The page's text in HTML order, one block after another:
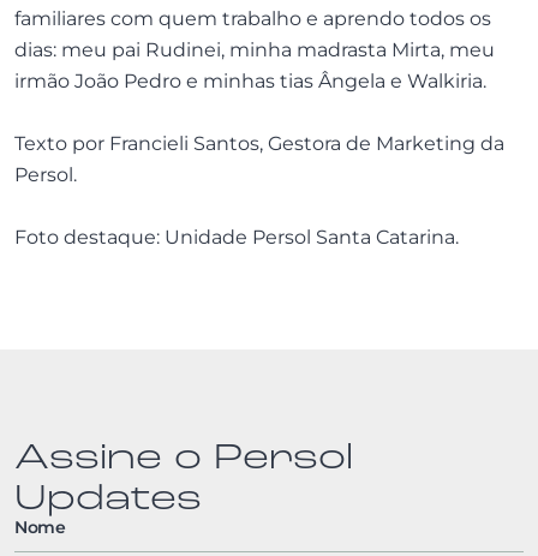
familiares com quem trabalho e aprendo todos os
dias: meu pai Rudinei, minha madrasta Mirta, meu
irmão João Pedro e minhas tias Ângela e Walkiria.
Texto por Francieli Santos, Gestora de Marketing da
Persol.
Foto destaque: Unidade Persol Santa Catarina.
Assine o Persol
Updates